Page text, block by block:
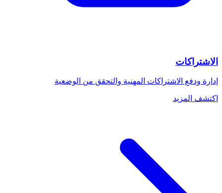
الاشتراكات
إدارة ودفع الاشتراكات المهنية والتحقق من الوضعية
اكتشف المزيد